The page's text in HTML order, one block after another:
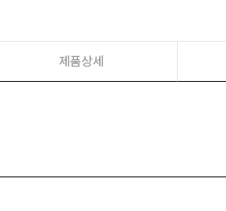
제품상세